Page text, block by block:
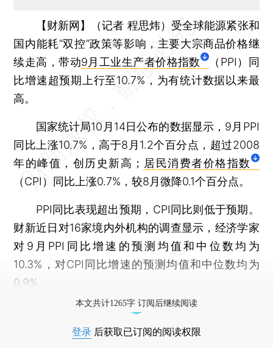
【财新网】（记者 程思炜） 受全球能源紧张和
国内能耗“双控”政策等影响，主要大宗商品价格继
续走高，带动9月工业生产者价格指数
（PPI）同
比增速超预期上行至10.7%，为有统计数据以来最
高。
国家统计局10月14日公布的数据显示，9月PPI
同比上涨10.7%，高于8月1.2个百分点，超过2008
年的峰值，创历史新高； 居民消费者价格指数
（CPI）同比上涨0.7%，较8月微降0.1个百分点。
PPI同比表现超出预期，CPI同比则低于预期。
财新近日对16家境内外机构的调查显示，经济学家
对9月PPI同比增速的预测均值和中位数均为
10.3%，对CPI同比增速的预测均值和中位数均为
0.9%。
本文共计1265字 订阅后继续阅读
登录 后获取已订阅的阅读权限